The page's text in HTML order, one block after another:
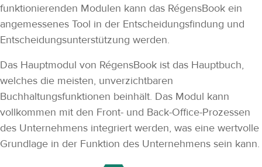
funktionierenden Modulen kann das RégensBook ein
angemessenes Tool in der Entscheidungsfindung und
Entscheidungsunterstützung werden.
Das Hauptmodul von RégensBook ist das Hauptbuch,
welches die meisten, unverzichtbaren
Buchhaltungsfunktionen beinhält. Das Modul kann
vollkommen mit den Front- und Back-Office-Prozessen
des Unternehmens integriert werden, was eine wertvolle
Grundlage in der Funktion des Unternehmens sein kann.